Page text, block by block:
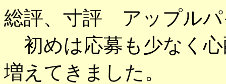
総評、寸評 アップル
初めは応募も少なく
増えてきました。